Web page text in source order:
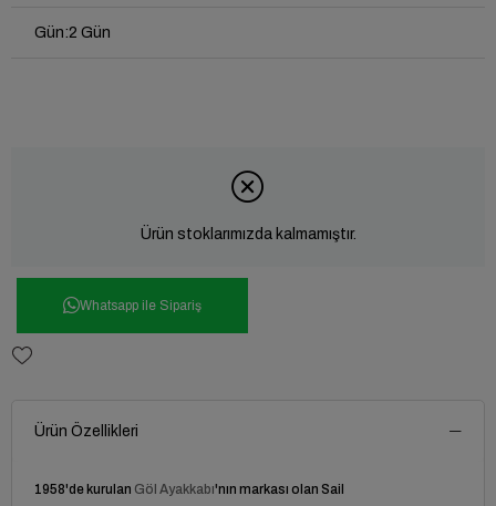
Gün:2 Gün
Ürün stoklarımızda kalmamıştır.
Whatsapp ile Sipariş
Ürün Özellikleri
1958'de kurulan Göl Ayakkabı'nın markası olan Sail